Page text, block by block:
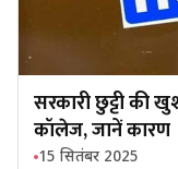
सरकारी छुट्टी की
कॉलेज, जानें कारण
15 सितंबर 2025